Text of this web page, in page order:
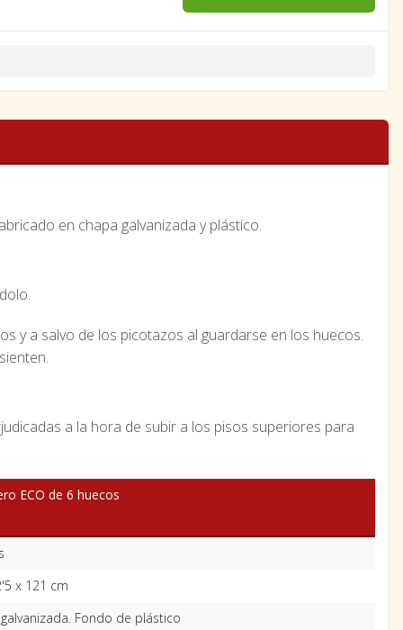
en chapa galvanizada y plástico.
y a salvo de los picotazos al guardarse en los huecos.
a la hora de subir a los pisos superiores para
ECO de 6 huecos
x 121 cm
Fondo de plástico